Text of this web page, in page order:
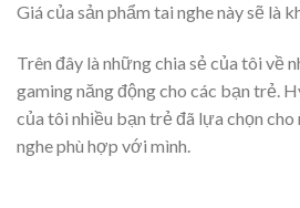
Giá của sản phẩm tai nghe này sẽ là
Trên đây là những chia sẻ của tôi về
gaming năng động cho các bạn trẻ.
của tôi nhiều bạn trẻ đã lựa chọn
nghe phù hợp với mình.